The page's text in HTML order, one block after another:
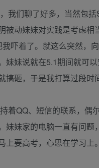
我们聊了好多，当然包
被动妹妹对实践是考虑
吓着了。就这么突然，
妹妹说就在5.1期间就可
搞砸，于是我打算过段时
着QQ、短信的联系，
妹妹家的电脑一直有问
上要高考，心思在学习上。